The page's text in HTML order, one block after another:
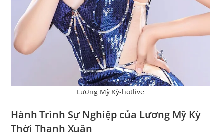
Lương Mỹ Kỳ-hotlive
Hành Trình Sự Nghiệp của Lương Mỹ Kỳ
Thời Thanh Xuân